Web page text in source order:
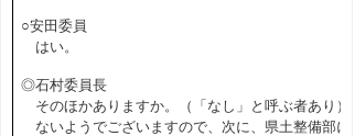
○安田委員
はい。
◎石村委員長
そのほかありますか。（「なし」と呼ぶ者あり）
ないようでございますので、次に、県土整備部に